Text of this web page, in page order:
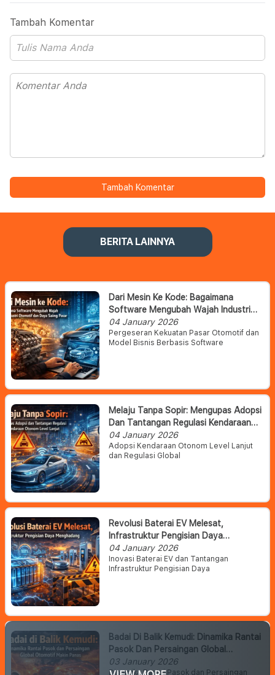
Tambah Komentar
Tambah Komentar
BERITA LAINNYA
Dari Mesin Ke Kode: Bagaimana
Software Mengubah Wajah Industri
Otomotif Dan Daya Saing Pasar
04 January 2026
Pergeseran Kekuatan Pasar Otomotif dan
Model Bisnis Berbasis Software
Melaju Tanpa Sopir: Mengupas Adopsi
Dan Tantangan Regulasi Kendaraan
Otonom Level Lanjut
04 January 2026
Adopsi Kendaraan Otonom Level Lanjut
dan Regulasi Global
Revolusi Baterai EV Melesat,
Infrastruktur Pengisian Daya
Menghadang
04 January 2026
Inovasi Baterai EV dan Tantangan
Infrastruktur Pengisian Daya
Badai Di Balik Kemudi: Dinamika Rantai
Pasok Dan Persaingan Global
Otomotif Makin Panas
03 January 2026
Dinamika Rantai Pasok dan Persaingan